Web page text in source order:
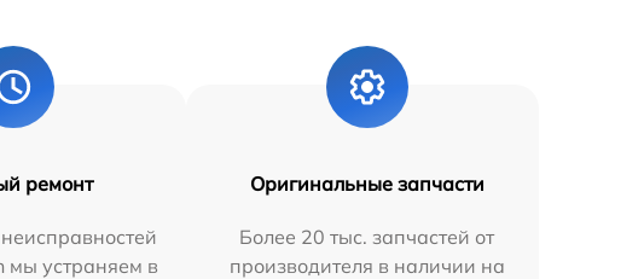
ремонт
мы устраняем в
Оригинальные запчасти
Более 20 тыс. запчастей от
производителя в наличии на